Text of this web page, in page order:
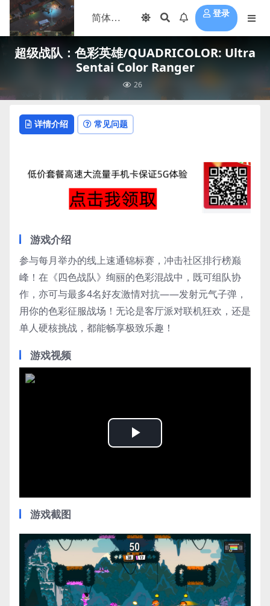
登录
超级战队：色彩英雄/QUADRICOLOR: Ultra
Sentai Color Ranger
26
详情介绍 常见问题
游戏介绍
参与每月举办的线上速通锦标赛，冲击社区排行榜巅
峰！在《四色战队》绚丽的色彩混战中，既可组队协
作，亦可与最多4名好友激情对抗——发射元气子弹，
用你的色彩征服战场！无论是客厅派对联机狂欢，还是
单人硬核挑战，都能畅享极致乐趣！
游戏视频
Play
游戏截图